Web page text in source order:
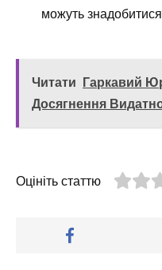
можуть
Читати
Гаркавий
Досягнення
Оцініть статтю